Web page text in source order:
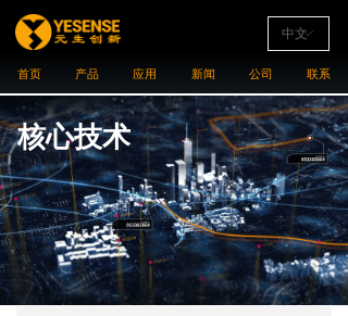
首页 产品 应用 新闻 公司 联系
ꀅ
中文
核心技术